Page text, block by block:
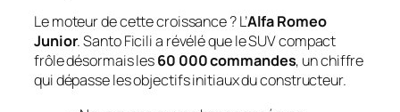
Le moteur de cette croissance ? L’Alfa Romeo
Junior. Santo Ficili a révélé que le SUV compact
frôle désormais les60 000 commandes, un chiffre
qui dépasse les objectifs initiaux du constructeur.